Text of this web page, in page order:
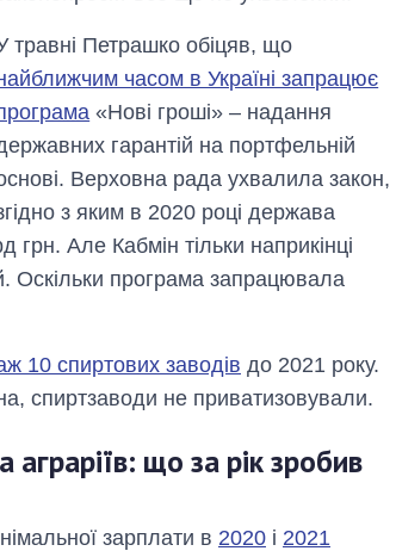
травні Петрашко обіцяв, що
часом в Україні запрацює
«Нові гроші» – надання
гарантій на портфельній
Верховна рада ухвалила закон,
з яким в 2020 році держава
грн. Але Кабмін тільки наприкінці
Оскільки програма запрацювала
10 спиртових заводів до 2021 року.
спиртзаводи не приватизовували.
що за рік зробив
зарплати в 2020 і 2021